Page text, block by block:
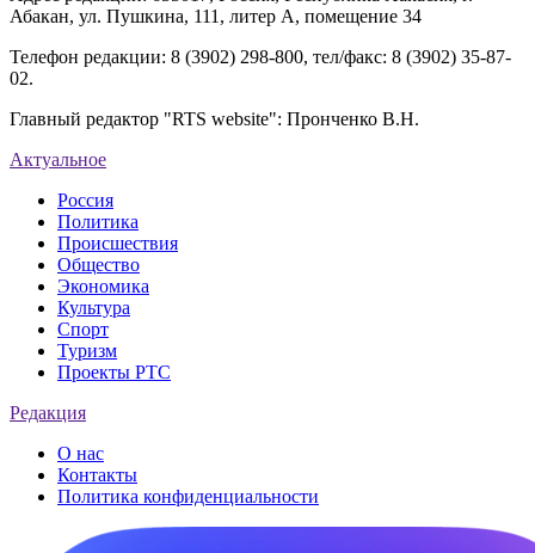
Абакан, ул. Пушкина, 111, литер А, помещение 34
Телефон редакции: 8 (3902) 298-800, тел/факс: 8 (3902) 35-87-
02.
Главный редактор "RTS website": Пронченко В.Н.
Актуальное
Россия
Политика
Происшествия
Общество
Экономика
Культура
Спорт
Туризм
Проекты РТС
Редакция
О нас
Контакты
Политика конфиденциальности